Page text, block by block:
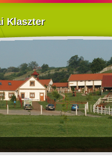
Klaszter